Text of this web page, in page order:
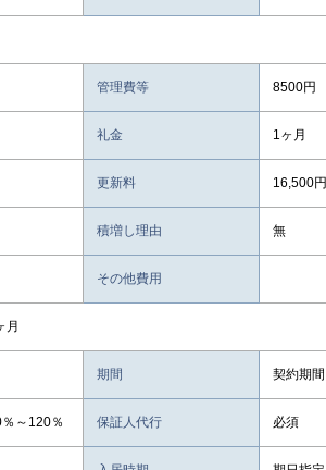
管理費等 8500円
礼金 1ヶ月
更新料 16,500円
積増し理由 無
その他費用
月
期間 契約期
～120％ 保証人代行 必須